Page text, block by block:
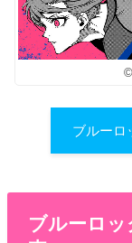
ブルーロ
ブルーロッ